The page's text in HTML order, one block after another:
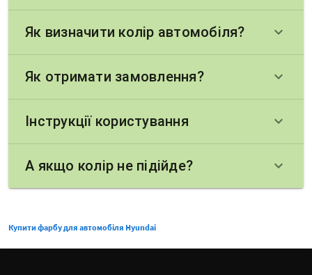
Як визначити колір автомобіля? keyboard_arrow_down
Як отримати замовлення? keyboard_arrow_down
Інструкції користування keyboard_arrow_down
А якщо колір не підійде? keyboard_arrow_down
Купити фарбу для автомобіля Hyundai